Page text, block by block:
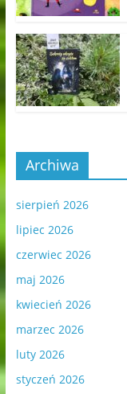
Archiwa
sierpień 2026
lipiec 2026
czerwiec 2026
maj 2026
kwiecień 2026
marzec 2026
luty 2026
styczeń 2026